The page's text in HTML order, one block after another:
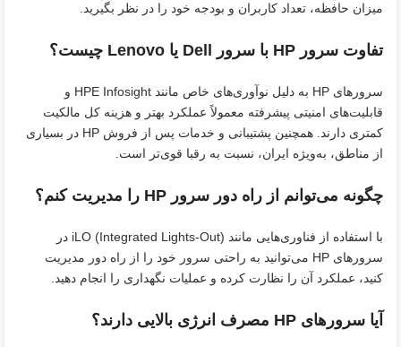
میزان حافظه، تعداد کاربران و بودجه خود را در نظر بگیرید.
تفاوت سرور HP با سرور Dell یا Lenovo چیست؟
سرورهای HP به دلیل نوآوری‌های خاص مانند HPE Infosight و
قابلیت‌های امنیتی پیشرفته معمولاً عملکرد بهتر و هزینه کل مالکیت
کمتری دارند. همچنین پشتیبانی و خدمات پس از فروش HP در بسیاری
از مناطق، به‌ویژه ایران، نسبت به رقبا قوی‌تر است.
چگونه می‌توانم از راه دور سرور HP را مدیریت کنم؟
با استفاده از فناوری‌هایی مانند iLO (Integrated Lights-Out) در
سرورهای HP می‌توانید به راحتی سرور خود را از راه دور مدیریت
کنید، عملکرد آن را نظارت کرده و عملیات نگهداری را انجام دهید.
آیا سرورهای HP مصرف انرژی بالایی دارند؟